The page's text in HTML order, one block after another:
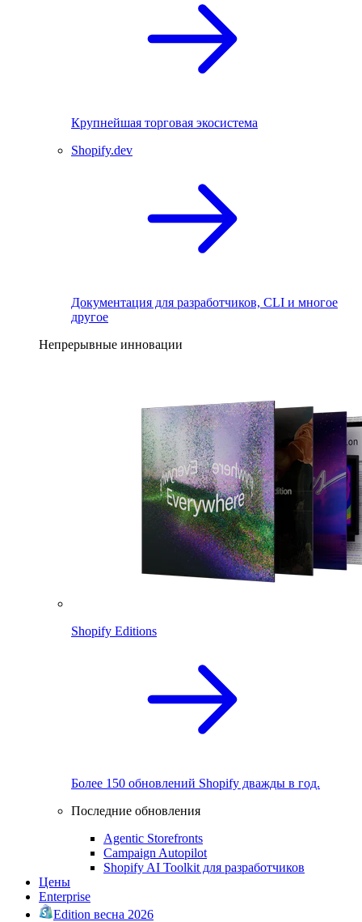
Крупнейшая торговая экосистема
Shopify.dev
Документация для разработчиков, CLI и многое
другое
Непрерывные инновации
Shopify Editions
Более 150 обновлений Shopify дважды в год.
Последние обновления
Agentic Storefronts
Campaign Autopilot
Shopify AI Toolkit для разработчиков
Цены
Enterprise
Edition весна 2026